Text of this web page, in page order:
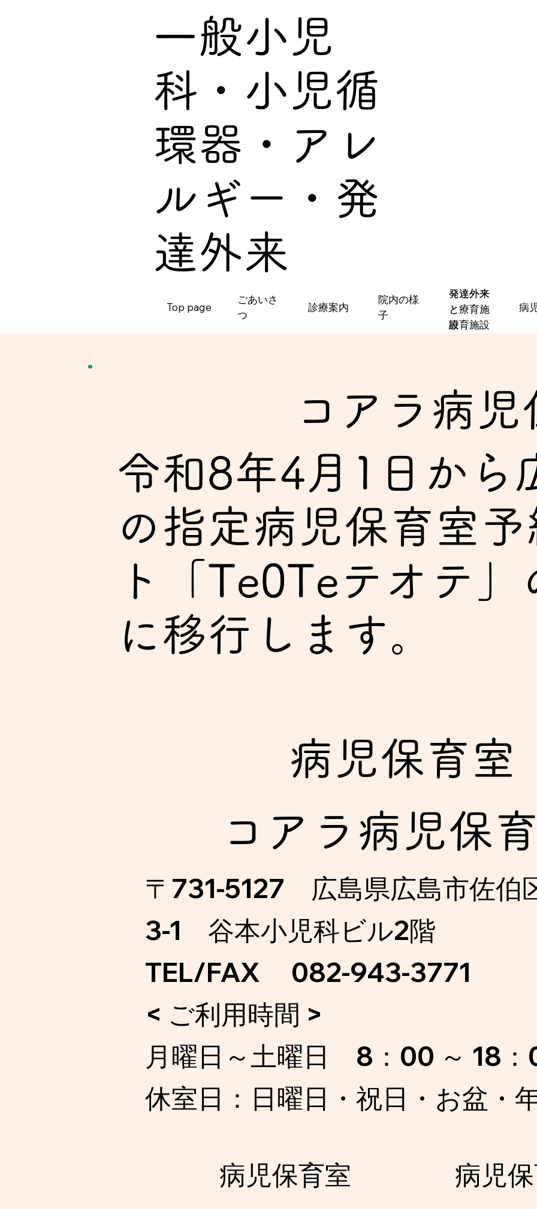
一般小児
科・小児循
環器・アレ
ルギー・発
達外来
Top page
​ごあいさ
つ
診療案内
院内の様
子
発達外来
と
療育施設
発達外来
と療育施
設
病
コアラ病
令和8年4月1日から
の指定病児保育室
ト「Te0Teテオテ
に移行します。
病児保育室
コアラ病児保
〒731-5127 広島県広島市佐伯
3-1 谷本小児科ビル2階
TEL/FAX 082-943-3771
< ご利用時間 >
月曜日～土曜日 8：00 ～ 18
休室日：日曜日・祝日・お盆・
​病児保育室 病児